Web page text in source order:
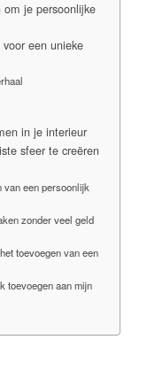
je persoonlijke
een unieke
in je interieur
sfeer te creëren
van een persoonlijk
zonder veel geld
toevoegen van een
toevoegen aan mijn